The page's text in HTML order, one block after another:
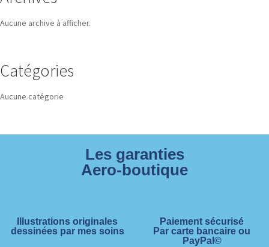
Aucune archive à afficher.
Catégories
Aucune catégorie
Les garanties
Aero-boutique
Illustrations originales
dessinées par mes soins
Paiement sécurisé
Par carte bancaire ou
PayPal©